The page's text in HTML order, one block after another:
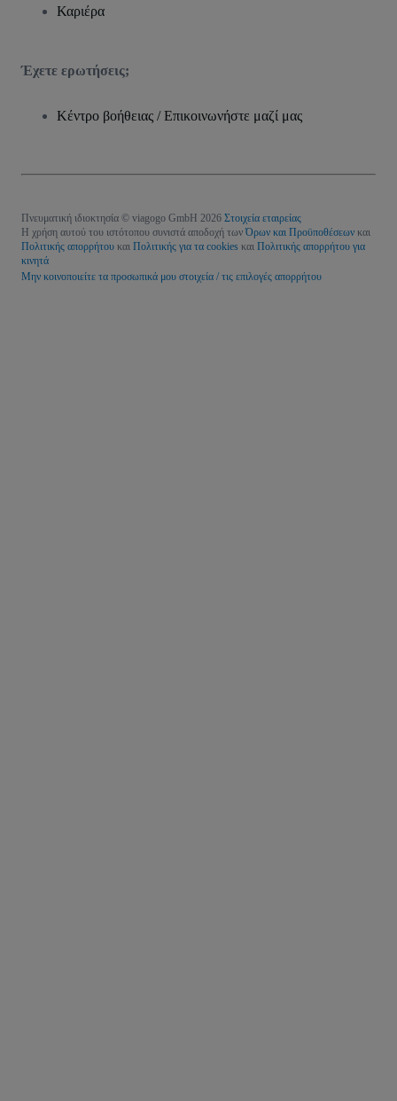
Καριέρα
Έχετε ερωτήσεις;
Κέντρο βοήθειας / Επικοινωνήστε μαζί μας
Πνευματική ιδιοκτησία © viagogo GmbH 2026 Στοιχεία εταιρείας
Η χρήση αυτού του ιστότοπου συνιστά αποδοχή τωνΌρων και Προϋποθέσεων και
Πολιτικής απορρήτου και Πολιτικής για τα cookies και Πολιτικής απορρήτου για
κινητά
Μην κοινοποιείτε τα προσωπικά μου στοιχεία / τις επιλογές απορρήτου